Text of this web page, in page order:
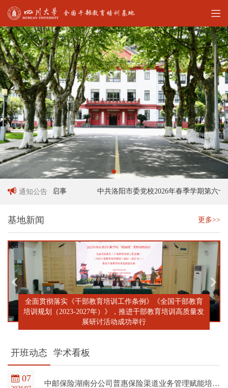
通知公告
人员招聘启事 中共洛阳市委党校2026年春季学期第六十六
基地新闻 更多>>
全面贯彻落实《干部教育培训工作条例》《全国干部教育
培训规划（2023-2027年）》，推进干部教育培训高质量发
展研讨活动成功举行
开班动态 学术看板
07 中邮保险湖南分公司普惠保险渠道业务管理赋能培训班在四川大学全国干部教育培训基地顺利开班